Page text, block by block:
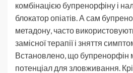
комбінацією бупренорфіну і
блокатор опіатів. А сам
метадону, часто
замісної терапії і зняття
Встановлено, що
потенціал для зловживання.